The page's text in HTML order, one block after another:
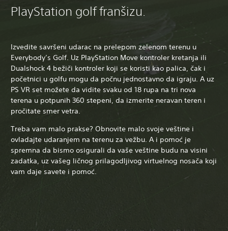
PlayStation golf franšizu.
Izvedite savršeni udarac na prelepom zelenom terenu u
Everybody’s Golf. Uz PlayStation Move kontroler kretanja ili
Dualshock 4 bežiči kontroler koji se koristi kao palica, čak i
početnici u golfu mogu da počnu jednostavno da igraju. A uz
PS VR set možete da vidite svaku od 18 rupa na tri nova
terena u potpunih 360 stepeni, da izmerite neravan teren i
pročitate smer vetra.
Treba vam malo prakse? Obnovite malo svoje veštine i
ovladajte udaranjem na terenu za vežbu. A i pomoć je
spremna da bismo osigurali da vaše veštine budu na visini
zadatka, uz vašeg ličnog prilagodljivog virtuelnog nosača koji
vam daje savete i pomoć.